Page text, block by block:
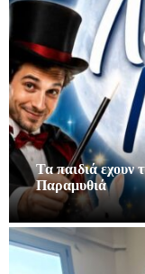
Τα παιδιά εχουν
Παραμυθιά